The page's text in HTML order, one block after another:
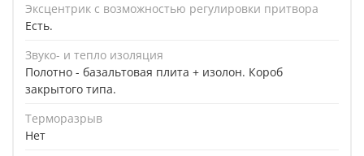
Эксцентрик с возможностью регулировки притвора
Есть.
Звуко- и тепло изоляция
Полотно - базальтовая плита + изолон. Короб
закрытого типа.
Терморазрыв
Нет